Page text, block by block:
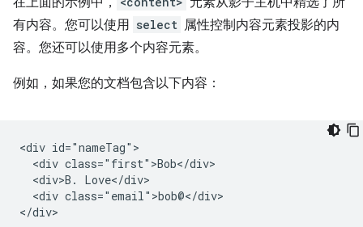
有内容。您可以使用 select 属性控制内容元素投影的内
容。您还可以使用多个内容元素。
例如，如果您的文档包含以下内容：
<div id="nameTag">
  <div class="first">Bob</div>
  <div>B. Love</div>
  <div class="email">bob@</div>